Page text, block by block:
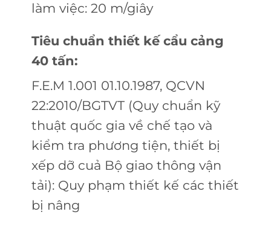
làm việc: 20 m/giây
Tiêu chuẩn thiết kế cẩu cảng
40 tấn:
F.E.M 1.001 01.10.1987, QCVN
22:2010/BGTVT (Quy chuẩn kỹ
thuật quốc gia về chế tạo và
kiểm tra phương tiện, thiết bị
xếp dỡ cuả Bộ giao thông vận
tải): Quy phạm thiết kế các thiết
bị nâng